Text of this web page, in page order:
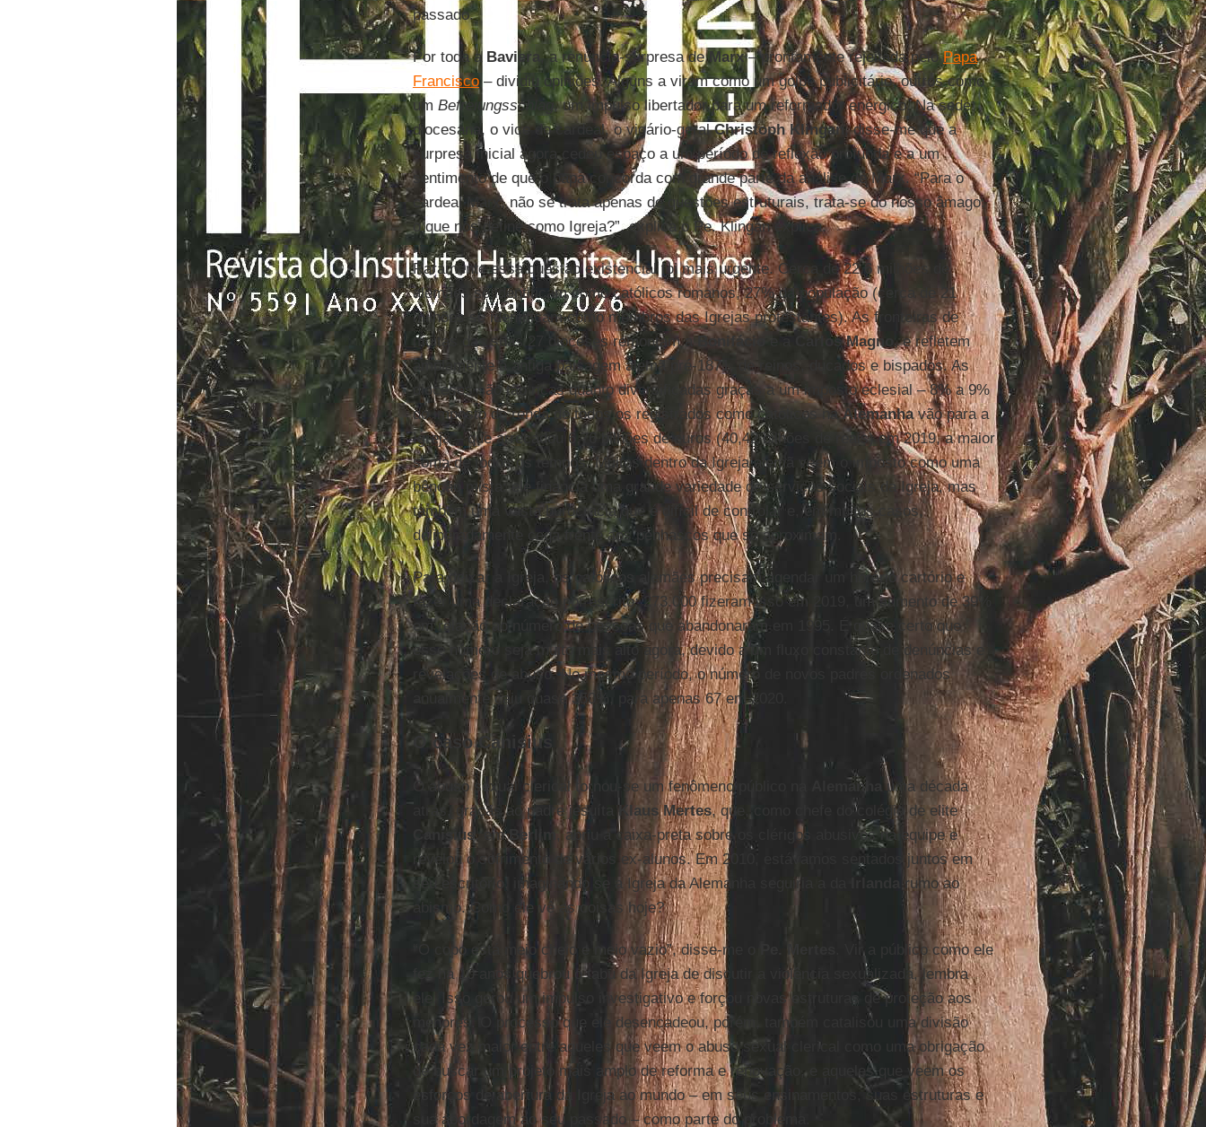
passado.
Por toda a Baviera , a renúncia-surpresa deMarx– prontamente rejeitada peloPapa
Francisco– dividiu opiniões. Alguns a viram como um golpe publicitário, outros como
um Befreiungsschlag, um impulso libertador para um reformador enérgico. Na sede
diocesana, o vice do cardeal, o vigário-geralChristoph Klingan, disse-me que a
surpresa inicial agora cedeu espaço a um período de reflexão profunda e a um
sentimento de que o papa concorda com grande parte da análise de Marx. “Para o
cardeal Marx, não se trata apenas de questões estruturais, trata-se do nosso âmago:
o que nos define como Igreja?”, explica o Pe. Klingan explica.
Raramente essa questão existencial foi mais urgente. Cerca de 22,6 milhões de
alemães se identificam como católicos romanos, 27% da população (cerca de 21
milhões se identificam como membros das Igrejas protestantes). As fronteiras de
muitas das suas 27 dioceses remontam aBonifácio e a Carlos Magno , e refletem
amplamente a antiga paisagem alemã pré-1871, de reinos, ducados e bispados. As
dioceses são tão ricas quanto diversificadas graças a um imposto eclesial – 8% a 9%
do imposto de renda de todos os registrados como católicos naAlemanhavão para a
Igreja – que arrecadou 6,76 bilhões de euros (40,42 bilhões de reais) em 2019, a maior
soma de todos os tempos. Muitos dentro da Igreja alemã veem o imposto como uma
bênção mista: ele financia uma grande variedade de serviços sociais da Igreja, mas
também uma vasta burocracia que é difícil de controlar e, em muitos casos,
deliberadamente cega frente aos penhascos que se aproximam.
Para deixar a Igreja, os católicos alemães precisam agendar um horário cartório e
fazer uma declaração por escrito: 273.000 fizeram isso em 2019, um aumento de 39%
em relação ao número de pessoas que abandonaram em 1995. É quase certo que
esse número seja muito mais alto agora, devido a um fluxo constante de denúncias e
revelações de abuso. No mesmo período, o número de novos padres ordenados
anualmente caiu quase 350%, para apenas 67 em 2020.
O caso Canisius
O abuso sexual clerical tornou-se um fenômeno público na Alemanha
uma década
atrás, graças ao padre jesuíta Klaus Mertes, que, como chefe do colégio de elite
Canisius, emBerlim
, abriu a caixa-preta sobre os clérigos abusivos na equipe e
revelou o sofrimento de vários ex-alunos. Em 2010, estávamos sentados juntos em
seu escritório, imaginando se a Igreja da Alemanha seguiria a da
rumo ao
abismo. Como ele vê as coisas hoje?
“O copo está meio cheio e meio vazio”, disse-me o
. Vir a público como ele
fez há 10 anos quebrou o tabu da Igreja de discutir a violência sexualizada, lembra
ele. Isso gerou um impulso investigativo e forçou novas estruturas de proteção aos
menores. O processo que ele desencadeou, porém, também catalisou uma divisão
cada vez maior entre aqueles que veem o abuso sexual clerical como uma obrigação
de buscar um projeto mais amplo de reforma e renovação, e aqueles que veem os
esforços de abertura da Igreja ao mundo – em seus ensinamentos, suas estruturas e
sua abordagem ao seu passado – como parte do problema.